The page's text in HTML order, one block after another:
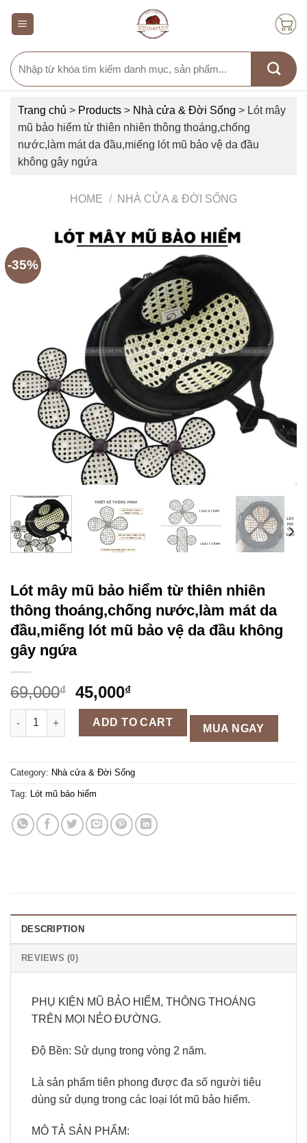
Search
for:
Trang chủ > Products > Nhà cửa & Đời Sống > Lót mây
mũ bảo hiểm từ thiên nhiên thông thoáng,chống
nước,làm mát da đầu,miếng lót mũ bảo vệ da đầu
không gây ngứa
HOME / NHÀ CỬA & ĐỜI SỐNG
-35%
Lót mây mũ bảo hiểm từ thiên nhiên
thông thoáng,chống nước,làm mát da
đầu,miếng lót mũ bảo vệ da đầu không
gây ngứa
69,000₫ 45,000₫
Lót mây mũ bảo hiểm từ thiên nhiên thông thoáng,chống
ADD TO CART MUA NGAY
Category: Nhà cửa & Đời Sống
Tag: Lót mũ bảo hiểm
DESCRIPTION
REVIEWS (0)
PHỤ KIỆN MŨ BẢO HIỂM, THÔNG THOÁNG
TRÊN MỌI NẺO ĐƯỜNG.
Độ Bền: Sử dụng trong vòng 2 năm.
Là sản phẩm tiên phong được đa số người tiêu
dùng sử dụng trong các loại lót mũ bảo hiểm.
MÔ TẢ SẢN PHẨM: